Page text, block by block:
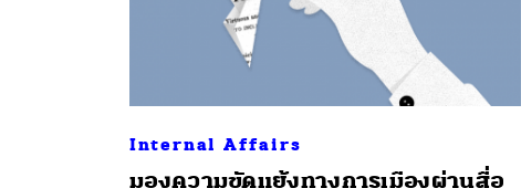
Internal Affairs
มองความขัดแย้งทางการเมืองผ่านสื่อ